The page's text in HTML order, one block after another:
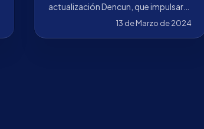
actualización Dencun, que impulsará
la escalabilidad, eficiencia y13 de Marzo de 2024